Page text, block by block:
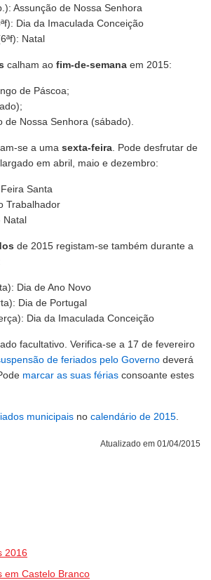
Assunção de Nossa Senhora
Dia da Imaculada Conceição
Natal
calham ao fim-de-semana em 2015:
de Páscoa;
de Nossa Senhora (sábado).
se a uma sexta-feira . Pode desfrutar de
em abril, maio e dezembro:
Santa
Trabalhador
Natal
de 2015 registam-se também durante a
Dia de Ano Novo
Dia de Portugal
Dia da Imaculada Conceição
facultativo. Verifica-se a 17 de fevereiro
de feriados pelo Governo deverá
marcar as suas férias consoante estes
municipais no calendário de 2015
Atualizado em 01/04/2015
2016
em Castelo Branco